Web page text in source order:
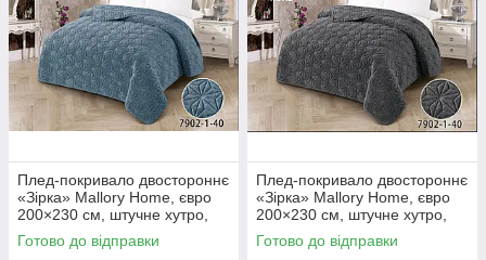
Плед-покривало двостороннє
«Зірка» Mallory Home, євро
200×230 см, штучне хутро,
м’яке та тепле
Готово до відправки
Плед-покривало двостороннє
«Зірка» Mallory Home, євро
200×230 см, штучне хутро,
м’яке та тепле
Готово до відправки